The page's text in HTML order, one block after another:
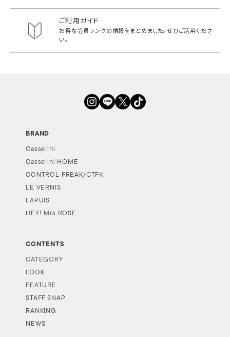
ご利用ガイド
お得な会員ランクの情報をまとめました。ぜひご活用くださ
い。
BRAND
Casselini
Casselini HOME
CONTROL FREAK/CTFK
LE VERNIS
LAPUIS
HEY! Mrs ROSE
CONTENTS
CATEGORY
LOOK
FEATURE
STAFF SNAP
RANKING
NEWS